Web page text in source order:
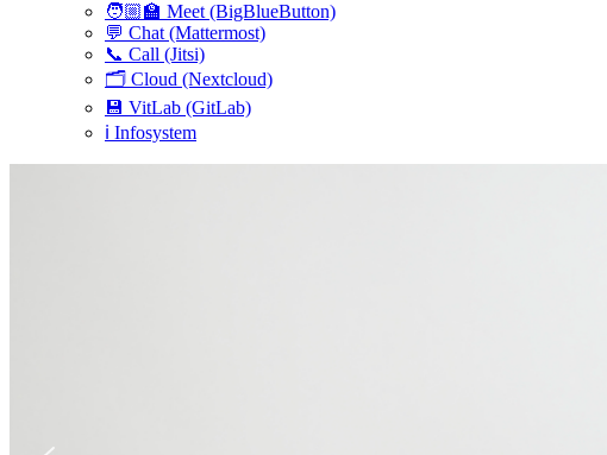
🧑🏼‍🏫 Meet (BigBlueButton)
💬 Chat (Mattermost)
📞 Call (Jitsi)
🗂️ Cloud (Nextcloud)
💾 VitLab (GitLab)
ℹ️ Infosystem